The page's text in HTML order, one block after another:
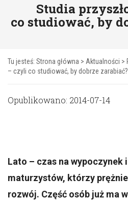
Studia
co studiować, by
Tu jesteś: Strona główna > Aktualności >
– czyli co studiować, by dobrze zarabiać?
Opublikowano: 2014-07-14
Lato – czas na wypoczynek
maturzystów, którzy
rozwój. Część osób już ma